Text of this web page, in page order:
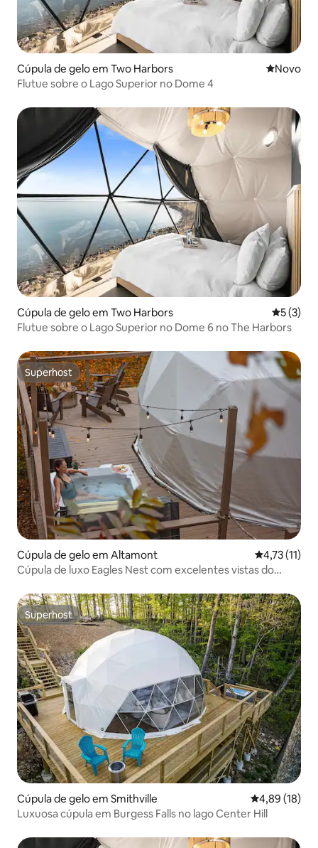
Cúpula de gelo em Two Harbors Novo
Novo
Flutue sobre o Lago Superior no Dome 4
Cúpula de gelo em Two Harbors
5 (3)
Flutue sobre o Lago Superior no Dome 6 no The Harbors
Superhost
Superhost
Cúpula de gelo em Altamont
4,73 (11)
Cúpula de luxo Eagles Nest com excelentes vistas do
Superhost
Superhost
Cúpula de gelo em Smithville Classificação
4,89 (18)
Luxuosa cúpula em Burgess Falls no lago Center Hill